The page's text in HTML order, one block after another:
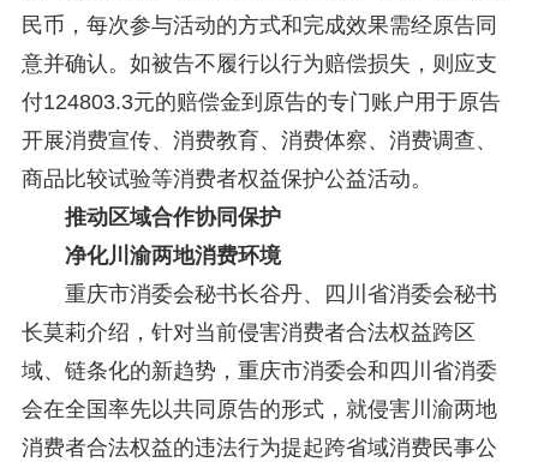
民币，每次参与活动的方式和完成效果需经原告同
意并确认。如被告不履行以行为赔偿损失，则应支
付124803.3元的赔偿金到原告的专门账户用于原告
开展消费宣传、消费教育、消费体察、消费调查、
商品比较试验等消费者权益保护公益活动。
推动区域合作协同保护
净化川渝两地消费环境
重庆市消委会秘书长谷丹、四川省消委会秘书
长莫莉介绍，针对当前侵害消费者合法权益跨区
域、链条化的新趋势，重庆市消委会和四川省消委
会在全国率先以共同原告的形式，就侵害川渝两地
消费者合法权益的违法行为提起跨省域消费民事公